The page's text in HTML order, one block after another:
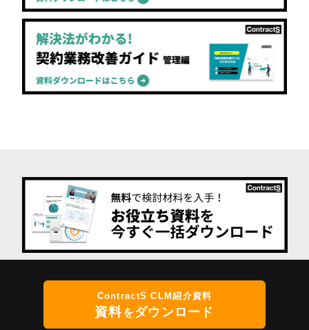
ContractS CLM紹介資料
資料をダウンロード